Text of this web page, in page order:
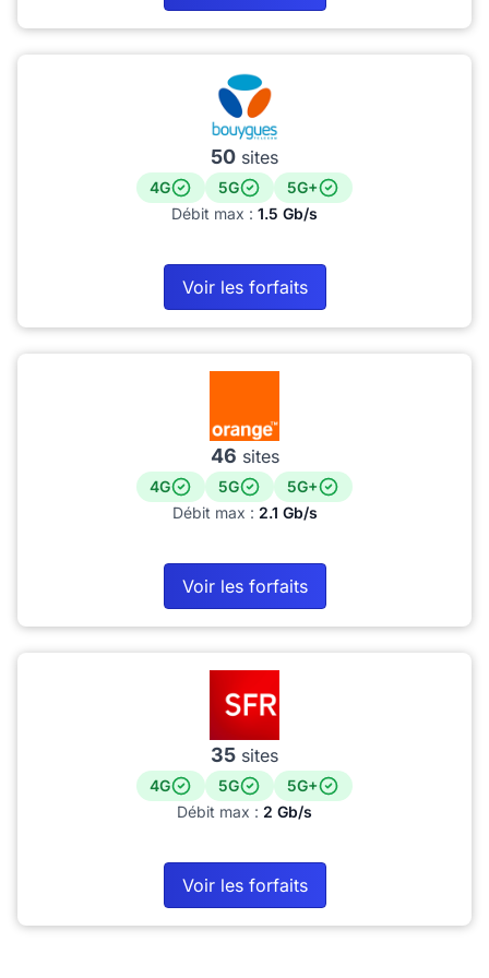
50 sites
4G 5G
5G+
Débit max : 1.5 Gb/s
Voir les forfaits
46 sites
4G 5G
5G+
Débit max : 2.1 Gb/s
Voir les forfaits
35 sites
4G 5G
5G+
Débit max : 2 Gb/s
Voir les forfaits